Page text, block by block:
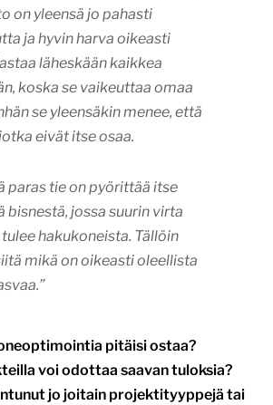
on yleensä jo pahasti
ja hyvin harva oikeasti
läheskään kaikkea
koska se vaikeuttaa omaa
se yleensäkin menee, että
eivät itse osaa.
paras tie on pyörittää itse
bisnestä, jossa suurin virta
hakukoneista. Tällöin
mikä on oikeasti oleellista
pitäisi ostaa?
voi odottaa saavan tuloksia?
jo joitain projektityyppejä tai